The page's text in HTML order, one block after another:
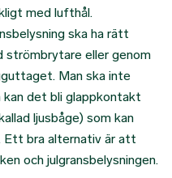
med lufthål.
ska ha rätt
strömbrytare eller genom
Man ska inte
kan det bli glappkontakt
ljusbåge) som kan
Ett bra alternativ är att
och julgransbelysningen.